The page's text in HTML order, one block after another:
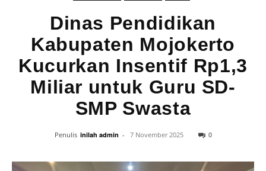
Dinas Pendidikan
Kabupaten Mojokerto
Kucurkan Insentif Rp1,3
Miliar untuk Guru SD-
SMP Swasta
Penulis inilah admin - 7 November 2025 0